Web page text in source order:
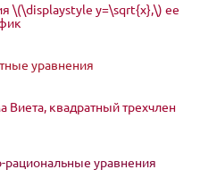
\(\displaystyle y=\sqrt{x},\) ее
уравнения
Виета, квадратный трехчлен
рациональные уравнения